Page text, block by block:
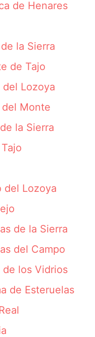
de Henares
la Sierra
de Tajo
del Lozoya
del Monte
la Sierra
del Lozoya
de la Sierra
del Campo
de los Vidrios
de Esteruelas